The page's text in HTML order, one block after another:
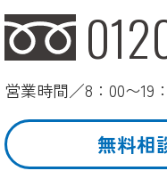
営業時間／8：00〜19
無料相